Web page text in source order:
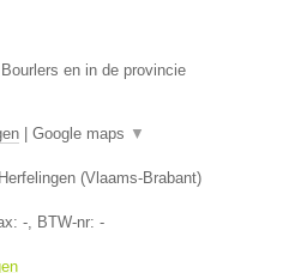
en in de provincie
Google maps ▼
Herfelingen (Vlaams-Brabant)
- , BTW-nr: -